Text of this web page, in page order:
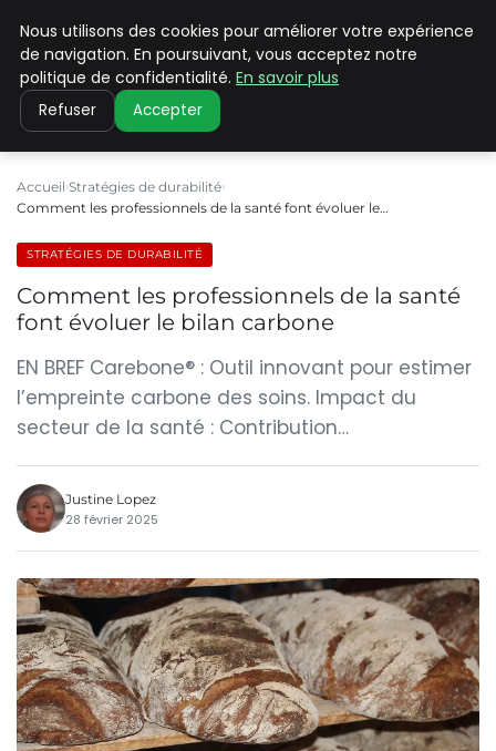
CLIMATE C ADVANCED
Accueil Stratégies de durabilité
Comment les professionnels de la santé font évoluer le…
STRATÉGIES DE DURABILITÉ
Comment les professionnels de la santé
font évoluer le bilan carbone
EN BREF Carebone® : Outil innovant pour estimer
l’empreinte carbone des soins. Impact du
secteur de la santé : Contribution…
Justine Lopez
28 février 2025
Nous utilisons des cookies pour améliorer votre expérience
de navigation. En poursuivant, vous acceptez notre
politique de confidentialité. En savoir plus
Refuser Accepter